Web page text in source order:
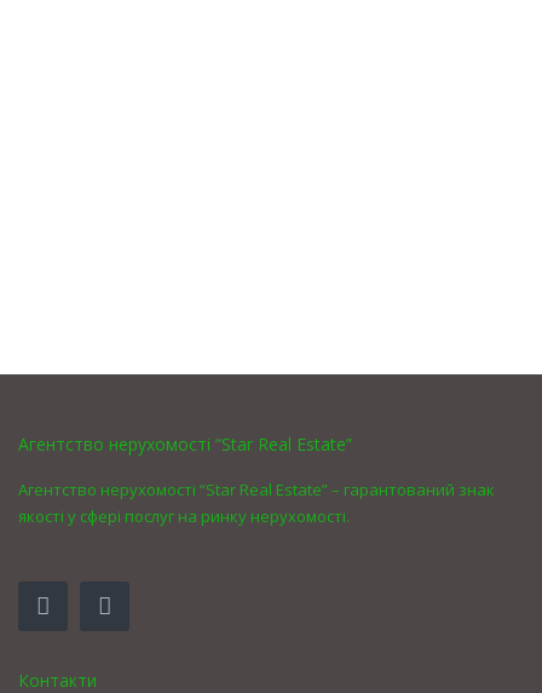
Агентство нерухомості “Star Real Estate”
Агентство нерухомості “Star Real Estate” – гарантований знак
якості у сфері послуг на ринку нерухомості.
Контакти